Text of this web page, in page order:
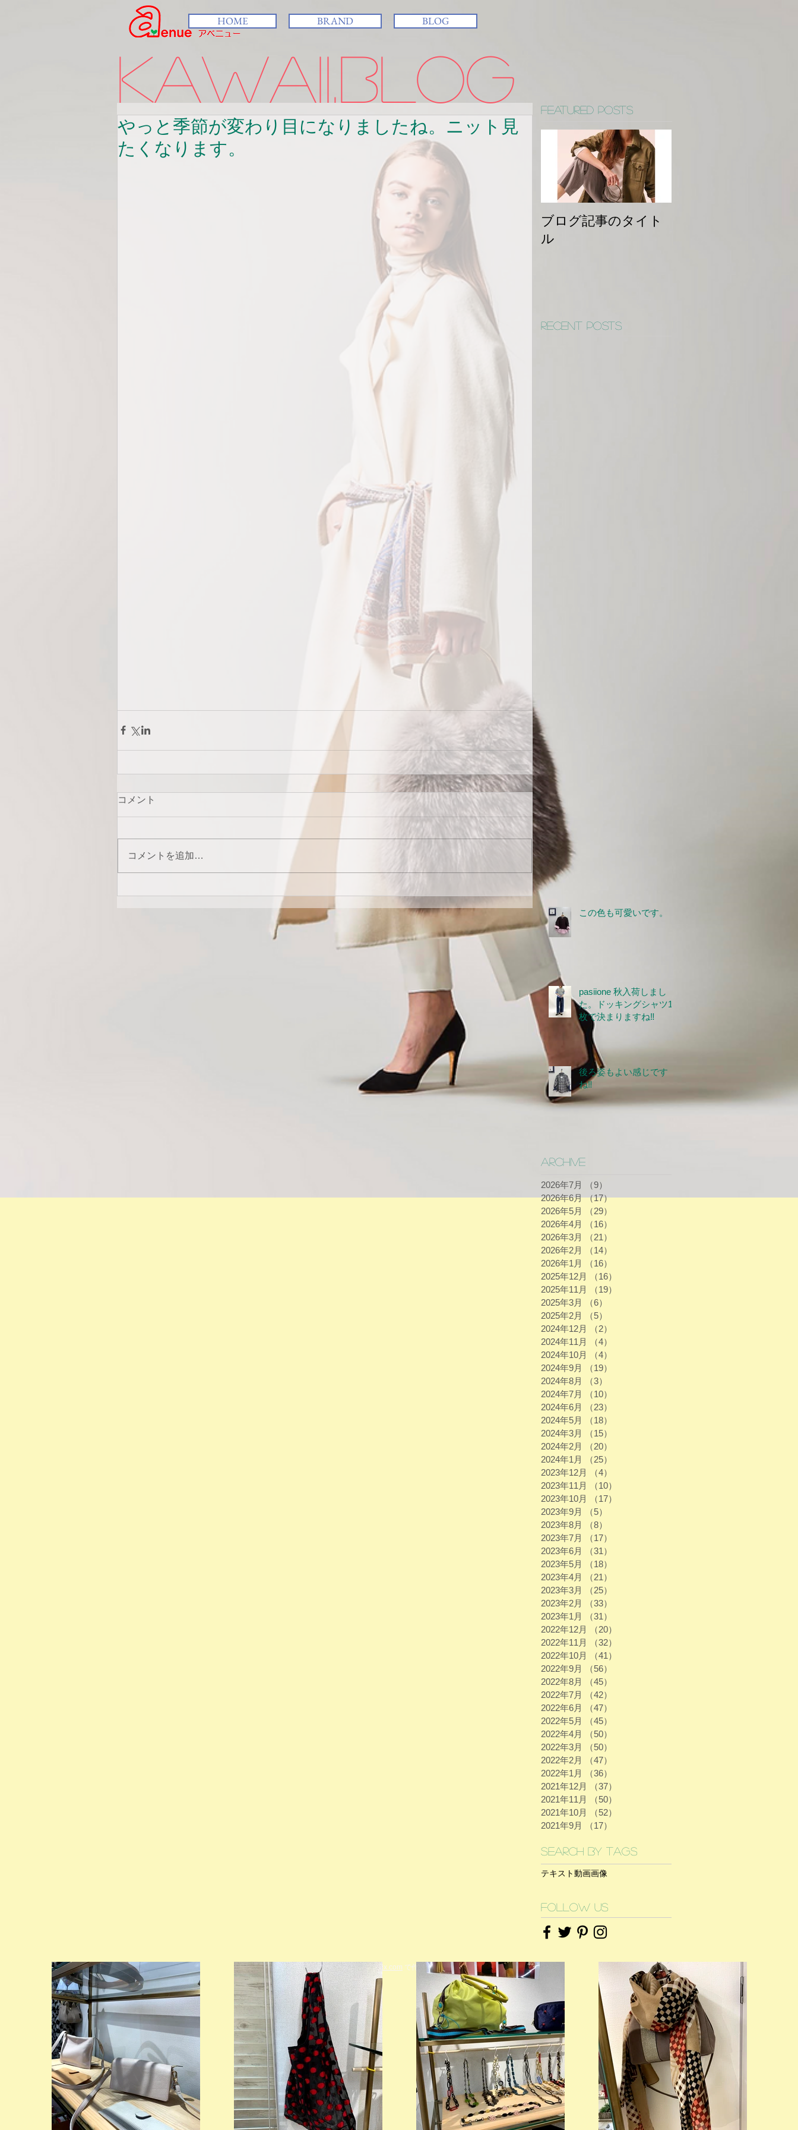
HOME BRAND BLOG
やっと季節が変わり目になりましたね。ニット見
たくなります。
コメント
コメントを追加…
kawaii.BLOG
Featured Posts
ブログ記事のタイト
ル
Recent Posts
この色も可愛いです。
pasiione 秋入荷しまし
た。ドッキングシャツ1
枚で決まりますね‼
後ろ姿もよい感じです
ね‼
Archive
2026年7月 （9）
2026年6月 （17）17件の記事
2026年5月
（29）
2026年4月
（16）
2026年3月
（21）
2026年2月
（14）
2026年1月
（16）
2025年12月
（16）
2025年11月
（19）
2025年3月
（6）
2025年2月
（5）
2024年12月
（2）
2024年11月
（4）
2024年10月
（4）
2024年9月
（19）
2024年8月
（3）
2024年7月
（10）
2024年6月
（23）
2024年5月
（18）
2024年3月
（15）
2024年2月
（20）
2024年1月
（25）
2023年12月
（4）
2023年11月
（10）
2023年10月
（17）
2023年9月
（5）
2023年8月
（8）
2023年7月
（17）
2023年6月
（31）
2023年5月
（18）
2023年4月
（21）
2023年3月
（25）
2023年2月
（33）
2023年1月
（31）
2022年12月
（20）
2022年11月
（32）
2022年10月
（41）
2022年9月
（56）
2022年8月
（45）
2022年7月
（42）
2022年6月
（47）
2022年5月
（45）
2022年4月
（50）
2022年3月
（50）
2022年2月
（47）
2022年1月
（36）
2021年12月
（37）
2021年11月
（50）
2021年10月
（52）
2021年9月
（17）
Search By Tags
テキスト動画画像
Follow Us
© 2023 著作権表示の例 - Wix.com で作成されたホームページです